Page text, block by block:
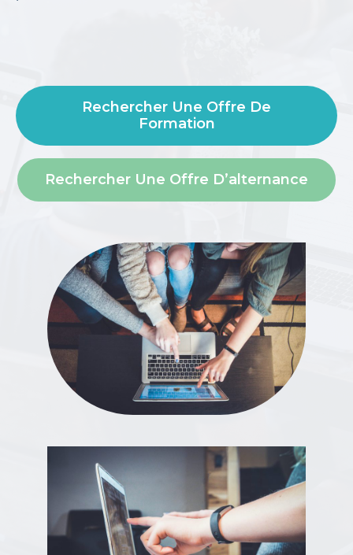
Rechercher Une Offre De
Formation
Rechercher Une Offre D’alternance